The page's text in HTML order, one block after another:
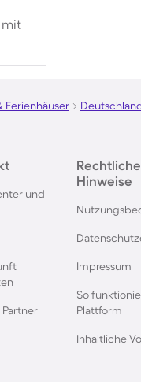
mit
Ferienhäuser
und
Rechtliche
Hinweise
Impressum
So
Plattform
Inhaltliche